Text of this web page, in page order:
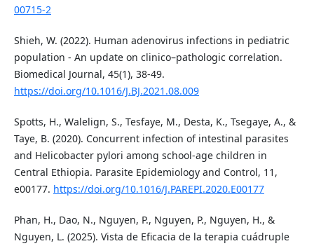
00715-2
Shieh, W. (2022). Human adenovirus infections in pediatric
population - An update on clinico–pathologic correlation.
Biomedical Journal, 45(1), 38-49.
https://doi.org/10.1016/J.BJ.2021.08.009
Spotts, H., Walelign, S., Tesfaye, M., Desta, K., Tsegaye, A., &
Taye, B. (2020). Concurrent infection of intestinal parasites
and Helicobacter pylori among school-age children in
Central Ethiopia. Parasite Epidemiology and Control, 11,
e00177. https://doi.org/10.1016/J.PAREPI.2020.E00177
Phan, H., Dao, N., Nguyen, P., Nguyen, P., Nguyen, H., &
Nguyen, L. (2025). Vista de Eficacia de la terapia cuádruple